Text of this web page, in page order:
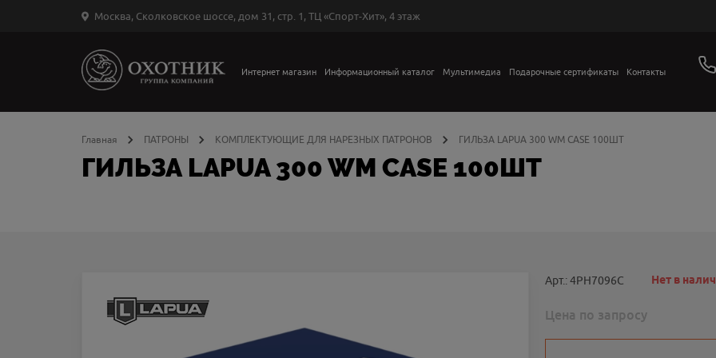
Москва, Сколковское шоссе, дом 31, стр. 1, ТЦ «Спорт-Хит», 4 этаж
←
Интернет магазин Информационный каталог Мультимедиа Подарочные сертификаты Контакты
Главная ПАТРОНЫ КОМПЛЕКТУЮЩИЕ ДЛЯ НАРЕЗНЫХ ПАТРОНОВ ГИЛЬЗА LAPUA 300 WM CASE 100ШТ
ГИЛЬЗА LAPUA 300 WM CASE 100ШТ
Арт.: 4PH7096С Нет в
Цена по запросу